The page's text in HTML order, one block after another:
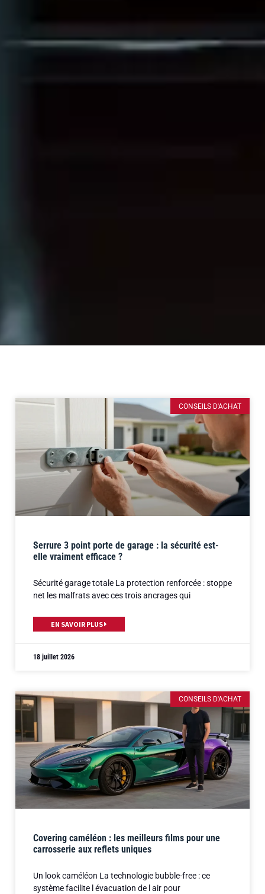
CONSEILS D'ACHAT
Serrure 3 point porte de garage : la sécurité est-
elle vraiment efficace ?
Sécurité garage totale La protection renforcée : stoppe
net les malfrats avec ces trois ancrages qui
EN SAVOIR PLUS
18 juillet 2026
CONSEILS D'ACHAT
Covering caméléon : les meilleurs films pour une
carrosserie aux reflets uniques
Un look caméléon La technologie bubble-free : ce
système facilite l évacuation de l air pour